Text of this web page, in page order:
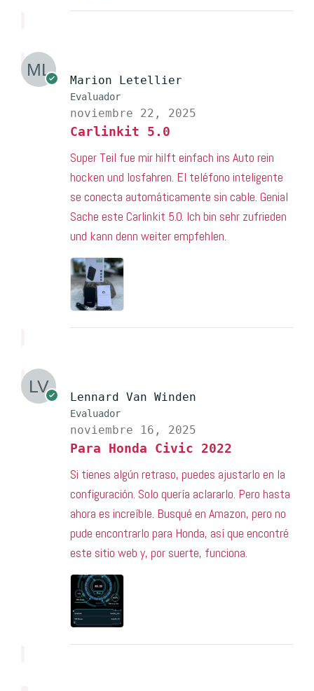
Marion Letellier
Evaluador
noviembre 22, 2025
Carlinkit 5.0
Super Teil fue mir hilft einfach ins Auto rein
hocken und losfahren. El teléfono inteligente
se conecta automáticamente sin cable. Genial
Sache este Carlinkit 5.0. Ich bin sehr zufrieden
und kann denn weiter empfehlen.
Lennard Van Winden
Evaluador
noviembre 16, 2025
Para Honda Civic 2022
Si tienes algún retraso, puedes ajustarlo en la
configuración. Solo quería aclararlo. Pero hasta
ahora es increíble. Busqué en Amazon, pero no
pude encontrarlo para Honda, así que encontré
este sitio web y, por suerte, funciona.